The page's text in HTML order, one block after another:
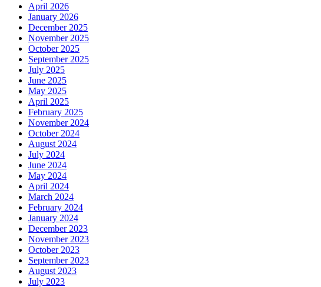
April 2026
January 2026
December 2025
November 2025
October 2025
September 2025
July 2025
June 2025
May 2025
April 2025
February 2025
November 2024
October 2024
August 2024
July 2024
June 2024
May 2024
April 2024
March 2024
February 2024
January 2024
December 2023
November 2023
October 2023
September 2023
August 2023
July 2023